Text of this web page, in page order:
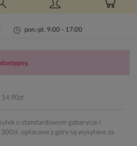
pon.-pt. 9:00 - 17:00
o standardowym gabarycie i
opłacone z góry są wysyłane za